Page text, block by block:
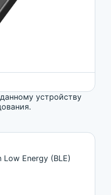
устройству
Low Energy (BLE)